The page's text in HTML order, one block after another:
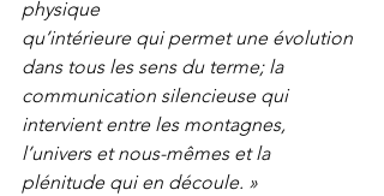
physique
qu’intérieure qui permet une évolution
dans tous les sens du terme; la
communication silencieuse qui
intervient entre les montagnes,
l’univers et nous-mêmes et la
plénitude qui en découle. »